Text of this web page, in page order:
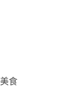
食